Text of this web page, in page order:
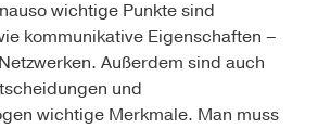
wichtige Punkte sind
kommunikative Eigenschaften –
Außerdem sind auch
und
wichtige Merkmale. Man muss